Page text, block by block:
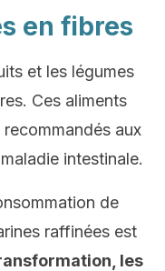
en fibres
et les légumes
Ces aliments
aux
intestinale.
de
raffinées est
les